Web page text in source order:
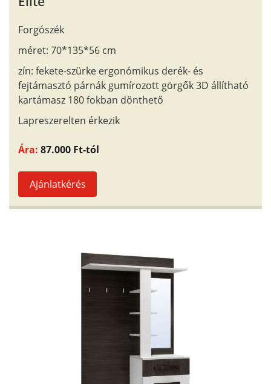
Forgószék
méret: 70*135*56 cm
zín: fekete-szürke ergonómikus derék- és
fejtámasztó párnák gumírozott görgők 3D állítható
kartámasz 180 fokban dönthető
Lapreszerelten érkezik
Ára: 87.000 Ft-tól
Ajánlatkérés